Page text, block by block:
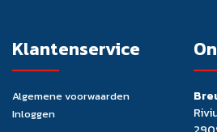
Klantenservice
Algemene voorwaarden
Inloggen